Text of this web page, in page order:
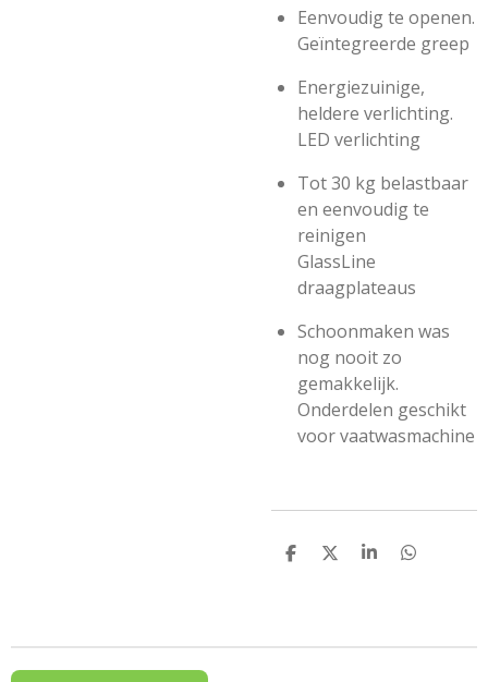
Eenvoudig te openen.
Geïntegreerde greep
Energiezuinige,
heldere verlichting.
LED verlichting
Tot 30 kg belastbaar
en eenvoudig te
reinigen
GlassLine
draagplateaus
Schoonmaken was
nog nooit zo
gemakkelijk.
Onderdelen geschikt
voor vaatwasmachine
D
D
S
D